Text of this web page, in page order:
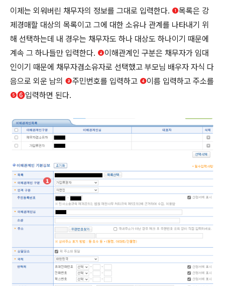
이제는 외워버린 채무자의 정보를 그대로 입력한다. ❶목록은 강
제경매할 대상의 목록이고 그에 대한 소유나 관계를 나타내기 위
해 선택하는데 내 경우는 채무자도 하나 대상도 하나이기 때문에
계속 그 하나들만 입력한다. ❷이해관계인 구분은 채무자가 임대
인이기 때문에 채무자겸소유자로 선택했고 부모님 배우자 자식 다
음으로 외운 남의 ❸주민번호를 입력하고 ❹이름 입력하고 주소를
❺➏입력하면 된다.